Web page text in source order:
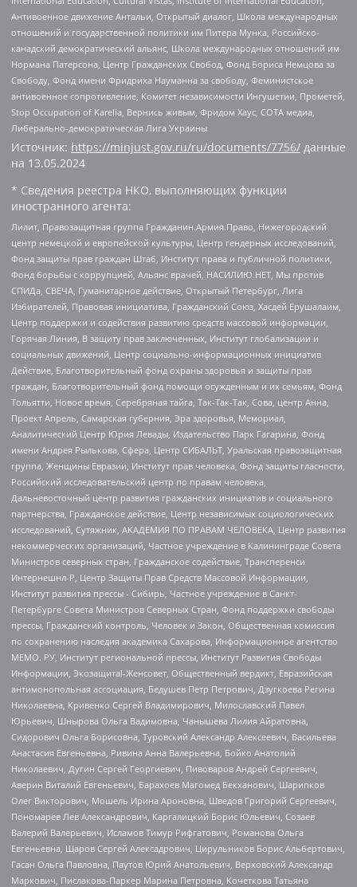
Антивоенное движение Антальи, Открытый диалог, Школа международных
отношений и государственной политики им Питера Мунка, Российско-
канадский демократический альянс, Школа международных отношений им
Нормана Патерсона, Центр Гражданских Свобод, Фонд Бориса Немцова за
Свободу, Фонд имени Фридриха Науманна за свободу, Феминистское
антивоенное сопротивление, Комитет независимости Ингушетии, Прометей,
Stop Occupation of Karelia, Вернись живым, Фридом Хаус, СОТА медиа,
Либерально-демократическая Лига Украины
Источник: https://minjust.gov.ru/ru/documents/7756/ данные
на 13.05.2024
* Сведения реестра НКО, выполняющих функции
иностранного агента:
Лилит, Правозащитная группа Гражданин.Армия.Право, Нижегородский
центр немецкой и европейской культуры, Центр гендерных исследований,
Фонд защиты прав граждан Штаб, Институт права и публичной политики,
Фонд борьбы с коррупцией, Альянс врачей, НАСИЛИЮ.НЕТ, Мы против
СПИДа, СВЕЧА, Гуманитарное действие, Открытый Петербург, Лига
Избирателей, Правовая инициатива, Гражданский Союз, Хасдей Ерушалаим,
Центр поддержки и содействия развитию средств массовой информации,
Горячая Линия, В защиту прав заключенных, Институт глобализации и
социальных движений, Центр социально-информационных инициатив
Действие, Благотворительный фонд охраны здоровья и защиты прав
граждан, Благотворительный фонд помощи осужденным и их семьям, Фонд
Тольятти, Новое время, Серебряная тайга, Так-Так-Так, Сова, центр Анна,
Проект Апрель, Самарская губерния, Эра здоровья, Мемориал,
Аналитический Центр Юрия Левады, Издательство Парк Гагарина, Фонд
имени Андрея Рылькова, Сфера, Центр СИБАЛЬТ, Уральская правозащитная
группа, Женщины Евразии, Институт прав человека, Фонд защиты гласности,
Российский исследовательский центр по правам человека,
Дальневосточный центр развития гражданских инициатив и социального
партнерства, Гражданское действие, Центр независимых социологических
исследований, Сутяжник, АКАДЕМИЯ ПО ПРАВАМ ЧЕЛОВЕКА, Центр развития
некоммерческих организаций, Частное учреждение в Калининграде Совета
Министров северных стран, Гражданское содействие, Трансперенси
Интернешнл-Р, Центр Защиты Прав Средств Массовой Информации,
Институт развития прессы - Сибирь, Частное учреждение в Санкт-
Петербурге Совета Министров Северных Стран, Фонд поддержки свободы
прессы, Гражданский контроль, Человек и Закон, Общественная комиссия
по сохранению наследия академика Сахарова, Информационное агентство
МЕМО. РУ, Институт региональной прессы, Институт Развития Свободы
Информации, Экозащита!-Женсовет, Общественный вердикт, Евразийская
антимонопольная ассоциация, Бедушев Петр Петрович, Дзугкоева Регина
Николаевна, Кривенко Сергей Владимирович, Милославский Павел
Юрьевич, Шнырова Ольга Вадимовна, Чанышева Лилия Айратовна,
Сидорович Ольга Борисовна, Туровский Александр Алексеевич, Васильева
Анастасия Евгеньевна, Ривина Анна Валерьевна, Бойко Анатолий
Николаевич, Дугин Сергей Георгиевич, Пивоваров Андрей Сергеевич,
Аверин Виталий Евгеньевич, Барахоев Магомед Бекханович, Шарипков
Олег Викторович, Мошель Ирина Ароновна, Шведов Григорий Сергеевич,
Пономарев Лев Александрович, Каргалицкий Борис Юльевич, Созаев
Валерий Валерьевич, Исламов Тимур Рифгатович, Романова Ольга
Евгеньевна, Щаров Сергей Алексадрович, Цирульников Борис Альбертович,
Гасан Ольга Павловна, Паутов Юрий Анатольевич, Верховский Александр
Маркович, Пислакова-Паркер Марина Петровна, Кочеткова Татьяна